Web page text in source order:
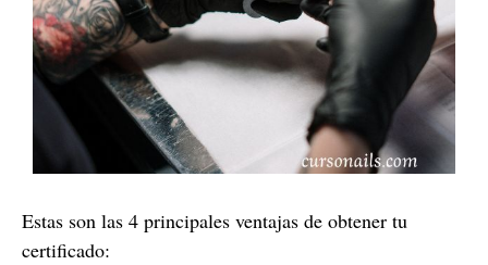
Estas son las 4 principales ventajas de obtener tu
certificado: